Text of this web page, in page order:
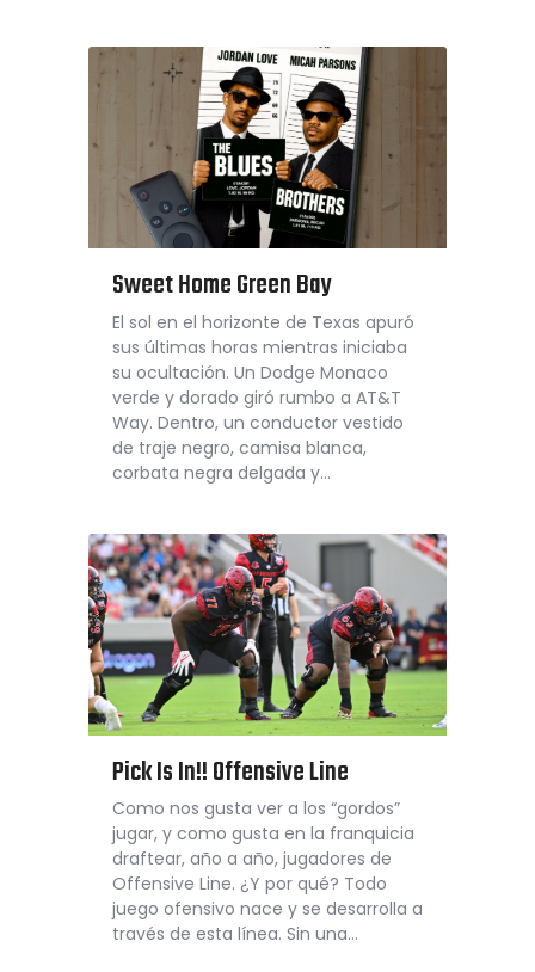
Sweet Home Green Bay
El sol en el horizonte de Texas apuró
sus últimas horas mientras iniciaba
su ocultación. Un Dodge Monaco
verde y dorado giró rumbo a AT&T
Way. Dentro, un conductor vestido
de traje negro, camisa blanca,
corbata negra delgada y…
Pick Is In!! Offensive Line
Como nos gusta ver a los “gordos”
jugar, y como gusta en la franquicia
draftear, año a año, jugadores de
Offensive Line. ¿Y por qué? Todo
juego ofensivo nace y se desarrolla a
través de esta línea. Sin una…